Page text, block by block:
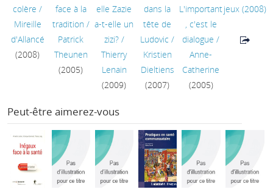
colère /
Mireille
d'Allancé
(2008)
face à la
tradition /
Patrick
Theunen
(2005)
elle Zazie
a-t-elle un
zizi?/
Thierry
Lenain
(2009)
dans la
tête de
Ludovic /
Kristien
Dieltiens
(2007)
L'important
, c'est le
dialogue /
Anne-
Catherine
(2005)
jeux(2008)
Peut-être aimerez-vous